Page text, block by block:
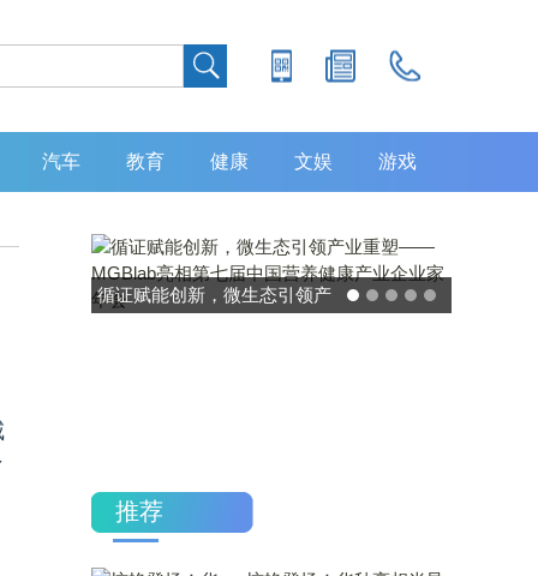
汽车 教育 健康 文娱 游戏
灵敏度超 80% 特异性 99%！
推荐